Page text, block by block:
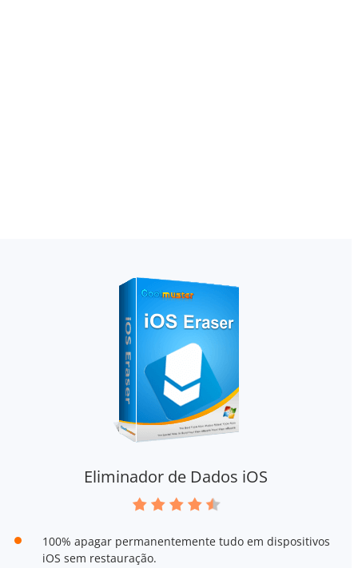
Eliminador de Dados iOS
100% apagar permanentemente tudo em dispositivos
iOS sem restauração.